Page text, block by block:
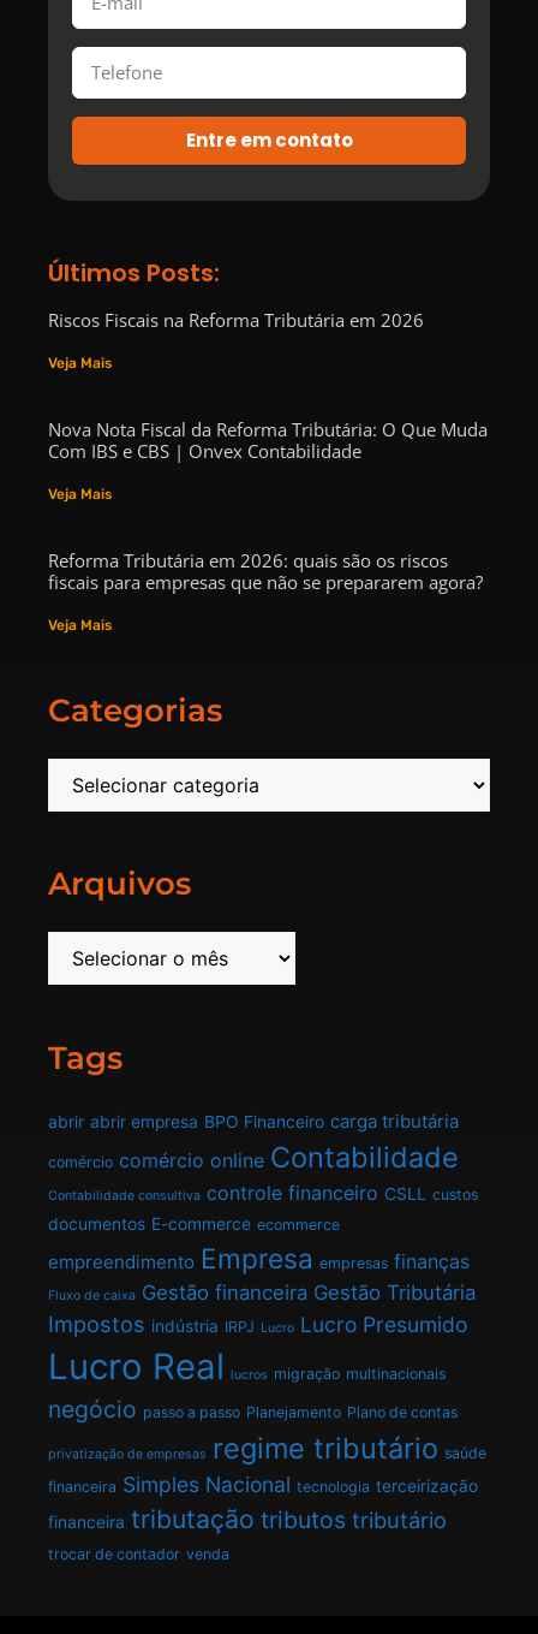
Entre em contato
Últimos Posts:
Riscos Fiscais na Reforma Tributária em 2026
Veja Mais
Nova Nota Fiscal da Reforma Tributária: O Que Muda
Com IBS e CBS | Onvex Contabilidade
Veja Mais
Reforma Tributária em 2026: quais são os riscos
fiscais para empresas que não se prepararem agora?
Veja Mais
Categorias
Arquivos
Tags
abrir abrir empresa BPO Financeiro carga tributária
comércio comércio online Contabilidade
Contabilidade consultiva controle financeiro CSLL custos
documentos E-commerce ecommerce
empreendimento Empresa empresas finanças
Fluxo de caixa Gestão financeira Gestão Tributária
Impostos indústria IRPJ Lucro Lucro Presumido
Lucro Real lucros migração multinacionais
negócio passo a passo Planejamento Plano de contas
privatização de empresas regime tributário saúde
financeira Simples Nacional tecnologia terceirização
financeira tributação tributos tributário
trocar de contador venda